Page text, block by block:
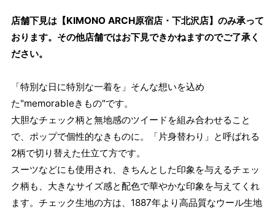
店舗下見は【KIMONO ARCH原宿店・下北沢店】のみ承って
おります。その他店舗ではお下見できかねますのでご了承く
ださい。
「特別な日に特別な一着を」そんな想いを込め
た"memorableきもの"です。
大胆なチェック柄と無地感のツイードを組み合わせること
で、ポップで個性的なきものに。「片身替わり」と呼ばれる
2柄で切り替えた仕立て方です。
スーツなどにも使用され、きちんとした印象を与えるチェッ
ク柄も、大きなサイズ感と配色で華やかな印象を与えてくれ
ます。チェック生地の方は、1887年より高品質なウール生地